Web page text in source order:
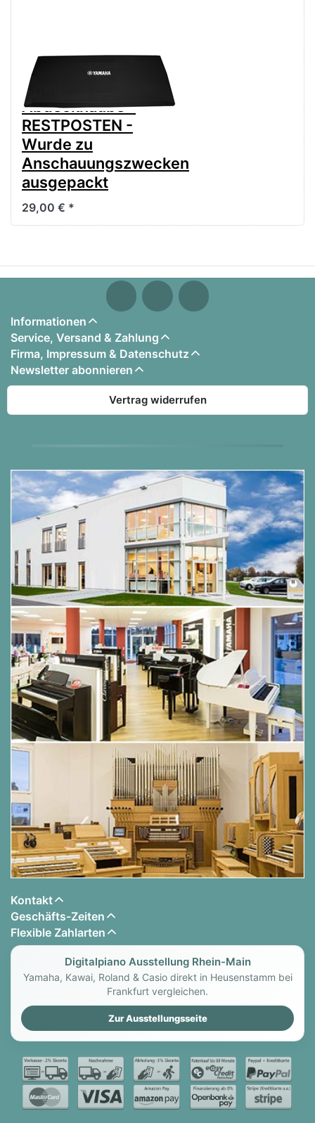
Yamaha DC-110
Elastische
Abdeckhaube -
RESTPOSTEN -
Wurde zu
Anschauungszwecken
ausgepackt
29,00 € *
Informationen
Service, Versand & Zahlung
Firma, Impressum & Datenschutz
Newsletter abonnieren
Vertrag widerrufen
Kontakt
Geschäfts-Zeiten
Flexible Zahlarten
Digitalpiano Ausstellung Rhein-Main
Yamaha, Kawai, Roland & Casio direkt in Heusenstamm bei
Frankfurt vergleichen.
Zur Ausstellungsseite